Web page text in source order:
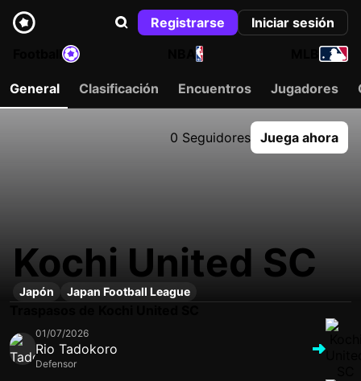
Registrarse
Iniciar sesión
NBA
General Clasificación Encuentros Jugadores
0 Seguidores Juega ahora
Kochi United SC
Japón Japan Football League
01/07/2026
Rio Tadokoro
Defensor